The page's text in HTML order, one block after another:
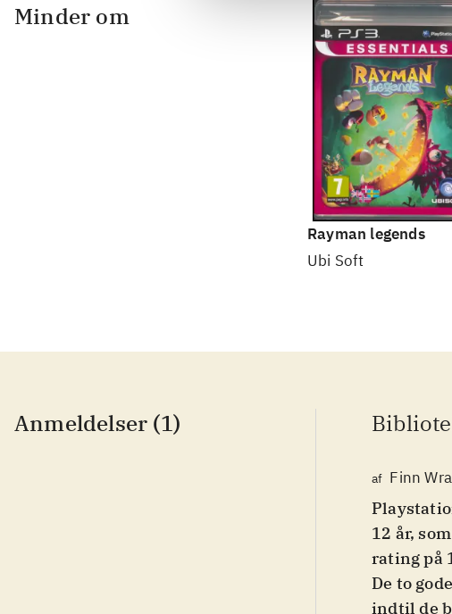
Minder om
Rayman legends
Ubi Soft
Anmeldelser (1)
af Finn
12 år,
rating på
De to
indtil de